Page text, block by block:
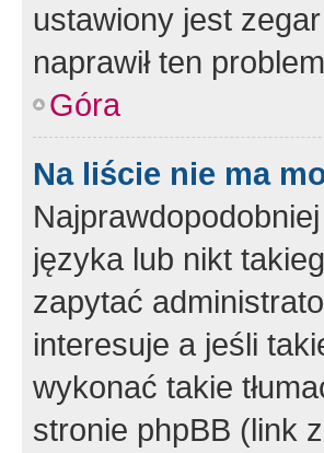
ustawiony jest
naprawił ten
Góra
Na liście nie ma
języka lub nikt
zapytać
interesuje a jeśli
wykonać takie
stronie phpBB (link